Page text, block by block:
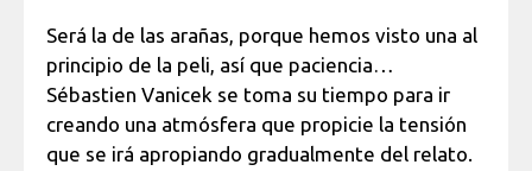
Será la de las arañas, porque hemos visto una al
principio de la peli, así que paciencia…
Sébastien Vanicek se toma su tiempo para ir
creando una atmósfera que propicie la tensión
que se irá apropiando gradualmente del relato.